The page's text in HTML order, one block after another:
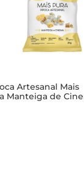
busca um
se
Artesanal Mais
Manteiga de